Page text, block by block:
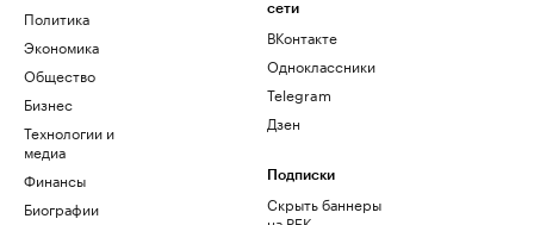
Политика
Экономика
Общество
Бизнес
Технологии и
медиа
Финансы
Биографии
сети
ВКонтакте
Одноклассники
Telegram
Дзен
Подписки
Скрыть баннеры